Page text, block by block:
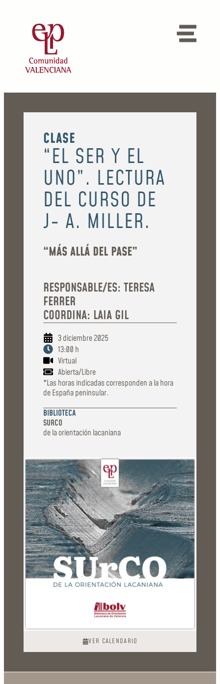
VER CALENDARIO
CLASE
“EL SER Y EL
UNO”. LECTURA
DEL CURSO DE
J- A. MILLER.
“MÁS ALLÁ DEL PASE”
RESPONSABLE/ES: TERESA
FERRER
COORDINA: LAIA GIL
3 diciembre 2025
13:00 h
Virtual
Abierta/Libre
*Las horas indicadas corresponden a la hora
de España peninsular.
BIBLIOTECA
SURCO
de la orientación lacaniana